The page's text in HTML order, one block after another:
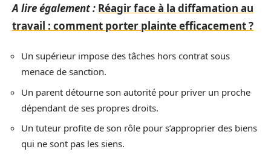
A lire également : Réagir face à la diffamation au
travail : comment porter plainte efficacement ?
Un supérieur impose des tâches hors contrat sous
menace de sanction.
Un parent détourne son autorité pour priver un proche
dépendant de ses propres droits.
Un tuteur profite de son rôle pour s’approprier des biens
qui ne sont pas les siens.